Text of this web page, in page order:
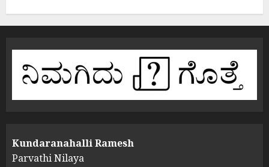
Kundaranahalli Ramesh
Parvathi Nilaya